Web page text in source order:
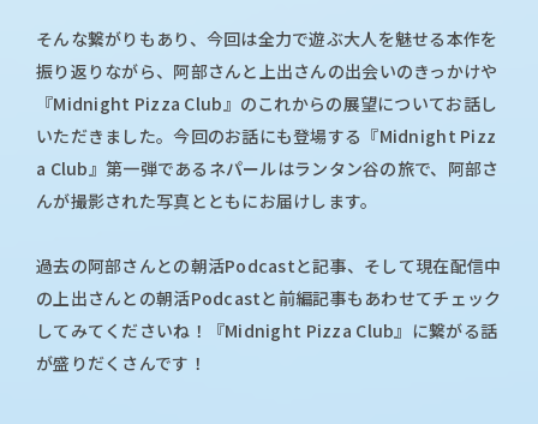
そんな繋がりもあり、今回は全力で遊ぶ大人を魅せる本作を
振り返りながら、阿部さんと上出さんの出会いのきっかけや
『Midnight Pizza Club』のこれからの展望についてお話し
いただきました。今回のお話にも登場する『Midnight Pizz
a Club』第一弾であるネパールはランタン谷の旅で、阿部さ
んが撮影された写真とともにお届けします。
過去の阿部さんとの朝活Podcastと記事、そして現在配信中
の上出さんとの朝活Podcastと前編記事もあわせてチェック
してみてくださいね！『Midnight Pizza Club』に繋がる話
が盛りだくさんです！